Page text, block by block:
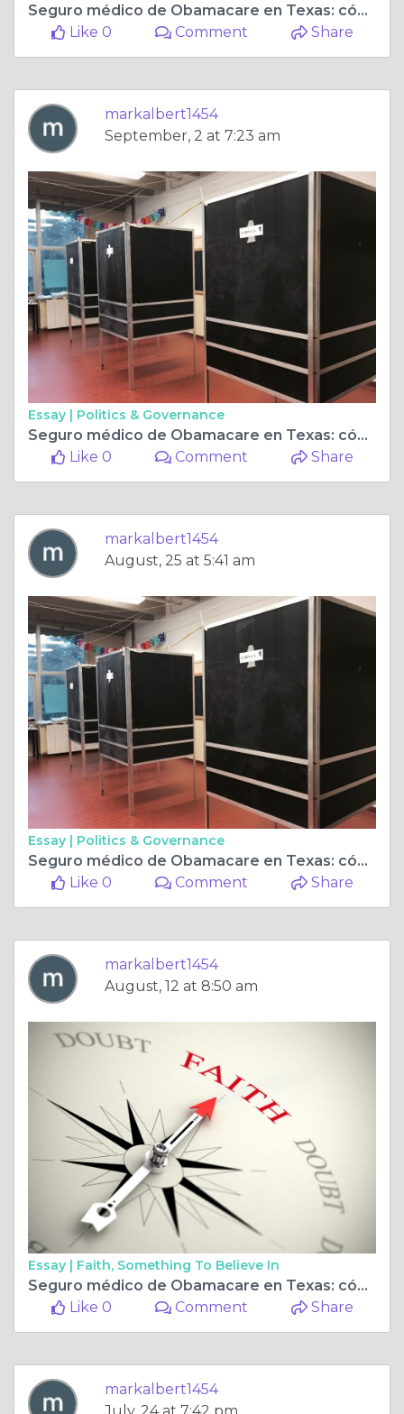
Seguro médico de Obamacare en Texas: cómo abordar la Ley de Atención Médica Asequible
Like 0
Comment Share
markalbert1454
September, 2 at 7:23 am
Essay | Politics & Governance
Seguro médico de Obamacare en Texas: cómo abordar la Ley de Atención Médica Asequible
Like 0
Comment Share
markalbert1454
August, 25 at 5:41 am
Essay | Politics & Governance
Seguro médico de Obamacare en Texas: cómo abordar la Ley de Atención Médica Asequible
Like 0
Comment Share
markalbert1454
August, 12 at 8:50 am
Essay | Faith, Something To Believe In
Seguro médico de Obamacare en Texas: cómo abordar la Ley de Atención Médica Asequible
Like 0
Comment Share
markalbert1454